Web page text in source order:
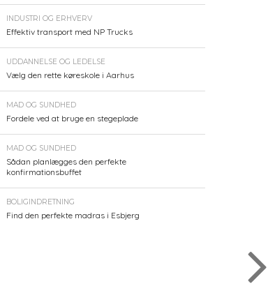
INDUSTRI OG ERHVERV
Effektiv transport med NP Trucks
UDDANNELSE OG LEDELSE
Vælg den rette køreskole i Aarhus
MAD OG SUNDHED
Fordele ved at bruge en stegeplade
MAD OG SUNDHED
Sådan planlægges den perfekte
konfirmationsbuffet
BOLIGINDRETNING
Find den perfekte madras i Esbjerg